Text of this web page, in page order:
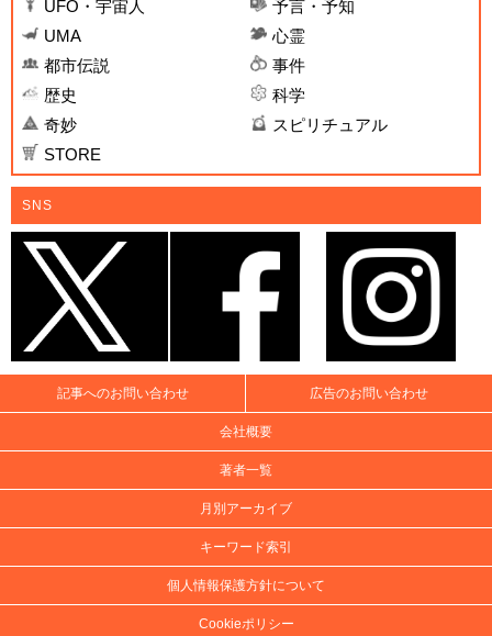
UFO・宇宙人
予言・予知
UMA
心霊
都市伝説
事件
歴史
科学
奇妙
スピリチュアル
STORE
SNS
記事へのお問い合わせ 広告のお問い合わせ
会社概要
著者一覧
月別アーカイブ
キーワード索引
個人情報保護方針について
Cookieポリシー